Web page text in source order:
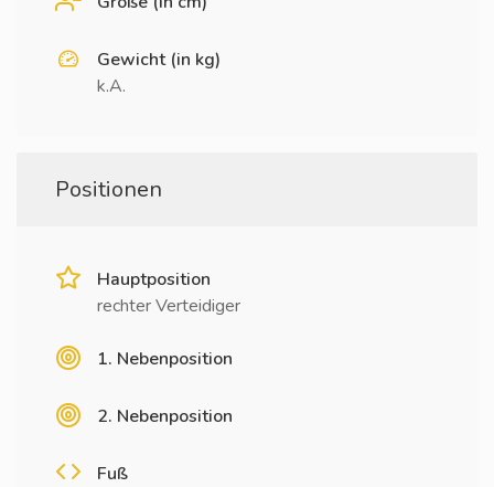
Gewicht (in kg)
k.A.
Positionen
Hauptposition
rechter Verteidiger
1. Nebenposition
2. Nebenposition
Fuß